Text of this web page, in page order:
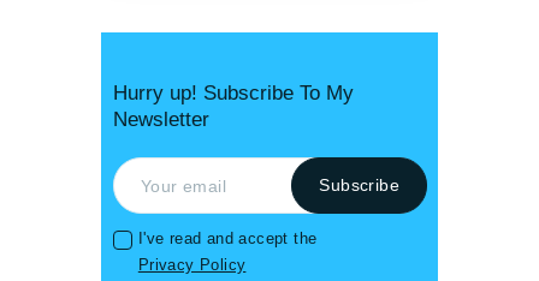
Hurry up! Subscribe To My
Newsletter
I've read and accept the
Privacy Policy